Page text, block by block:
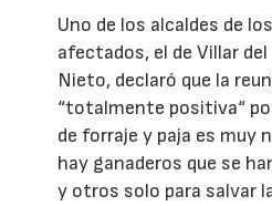
Uno de los alcaldes de
afectados, el de Villar del
Nieto, declaró que la
“totalmente positiva“
de forraje y paja es muy
hay ganaderos que se
y otros solo para salvar